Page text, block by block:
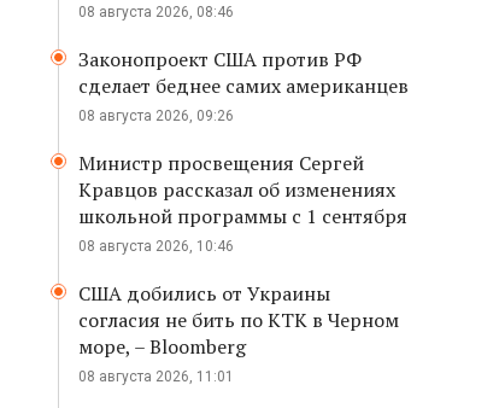
08 августа 2026, 08:46
Законопроект США против РФ
сделает беднее самих американцев
08 августа 2026, 09:26
Министр просвещения Сергей
Кравцов рассказал об изменениях
школьной программы с 1 сентября
08 августа 2026, 10:46
США добились от Украины
согласия не бить по КТК в Черном
море, – Bloomberg
08 августа 2026, 11:01